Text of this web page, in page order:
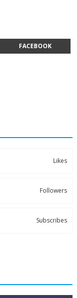
FACEBOOK
Likes
Followers
Subscribes